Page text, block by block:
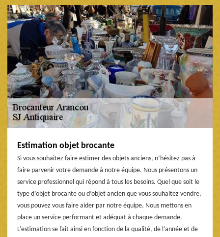
Estimation objet brocante
Si vous souhaitez faire estimer des objets anciens, n’hésitez pas à
faire parvenir votre demande à notre équipe. Nous présentons un
service professionnel qui répond à tous les besoins. Quel que soit le
type d’objet brocante ou d’objet ancien que vous souhaitez vendre,
vous pouvez vous faire aider par notre équipe. Nous mettons en
place un service performant et adéquat à chaque demande.
L’estimation se fait ainsi en fonction de la qualité, de l’année et de